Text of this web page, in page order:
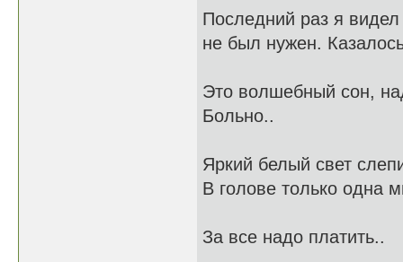
Последний раз я
не был нужен.
Это волшебный сон,
Больно..
Яркий белый свет
В голове только одна
За все надо платить..